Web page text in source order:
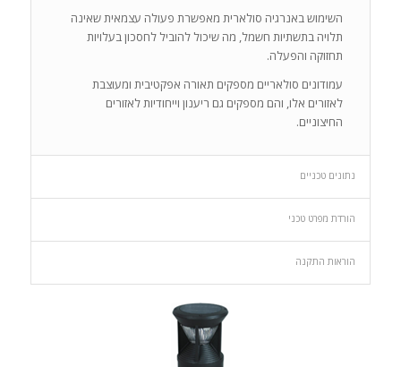
השימוש באנרגיה סולארית מאפשרת פעולה עצמאית שאינה
תלויה בתשתיות חשמל, מה שיכול להוביל לחסכון בעלויות
תחזוקה והפעלה.
עמודונים סולאריים מספקים תאורה אפקטיבית ומעוצבת
לאזורים אלו, והם מספקים גם ריענון וייחודיות לאזורים
החיצוניים.
נתונים טכניים
הורדת מפרט טכני
הוראות התקנה